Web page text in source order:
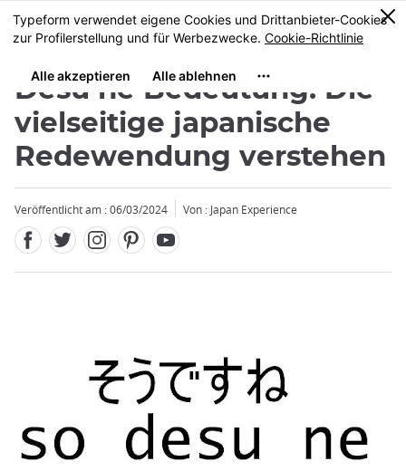
Größe
MENU
0
Desu ne Bedeutung: Die
vielseitige japanische
Redewendung verstehen
Veröffentlicht am : 06/03/2024 Von : Japan Experience